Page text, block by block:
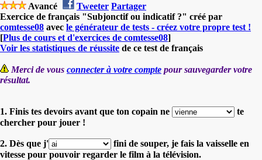
Avancé Tweeter Partager
Exercice de français "Subjonctif ou indicatif ?" créé par
comtesse08 avec le générateur de tests - créez votre propre test !
[Plus de cours et d'exercices de comtesse08]
Voir les statistiques de réussite de ce test de français
Merci de vous connecter à votre compte pour sauvegarder votre
résultat.
1. Finis tes devoirs avant que ton copain ne
te
chercher pour jouer !
2. Dès que j'
fini de souper, je fais la vaisselle en
vitesse pour pouvoir regarder le film à la télévision.